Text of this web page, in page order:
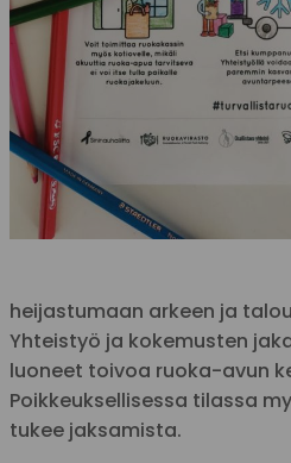
heijastumaan arkeen ja
Yhteistyö ja kokemusten
luoneet toivoa ruoka-avun
Poikkeuksellisessa tilassa
tukee jaksamista.